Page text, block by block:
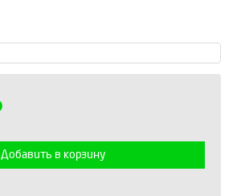
Добавить в корзину